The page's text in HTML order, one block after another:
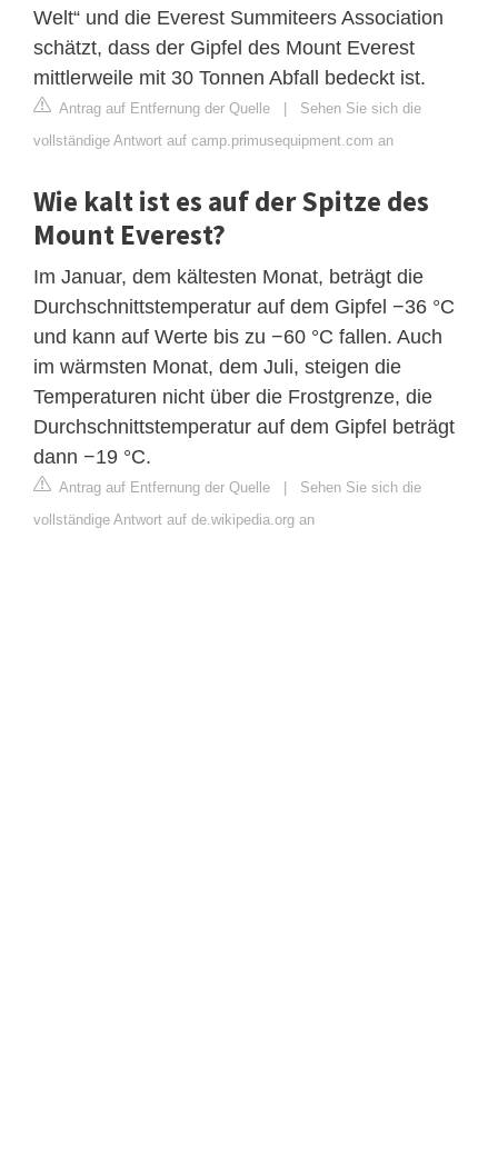
Welt“ und die Everest Summiteers Association
schätzt, dass der Gipfel des Mount Everest
mittlerweile mit 30 Tonnen Abfall bedeckt ist.
Antrag auf Entfernung der Quelle | Sehen Sie sich die
vollständige Antwort auf camp.primusequipment.com an
Wie kalt ist es auf der Spitze des
Mount Everest?
Im Januar, dem kältesten Monat, beträgt die
Durchschnittstemperatur auf dem Gipfel −36 °C
und kann auf Werte bis zu −60 °C fallen. Auch
im wärmsten Monat, dem Juli, steigen die
Temperaturen nicht über die Frostgrenze, die
Durchschnittstemperatur auf dem Gipfel beträgt
dann −19 °C.
Antrag auf Entfernung der Quelle | Sehen Sie sich die
vollständige Antwort auf de.wikipedia.org an